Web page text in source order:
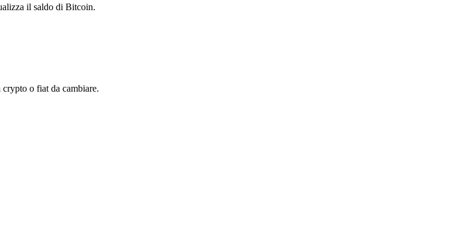
il saldo di Bitcoin.
o fiat da cambiare.